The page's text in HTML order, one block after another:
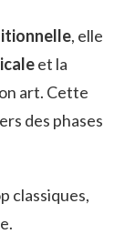
, elle
et la
art. Cette
des phases
classiques,